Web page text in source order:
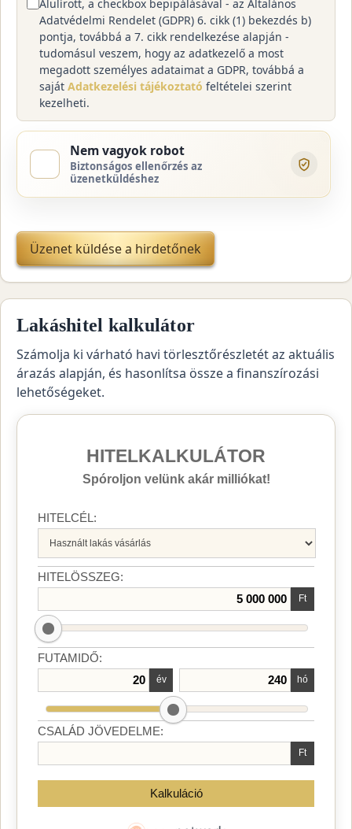
Alulírott, a checkbox bepipálásával - az Általános
Adatvédelmi Rendelet (GDPR) 6. cikk (1) bekezdés b)
pontja, továbbá a 7. cikk rendelkezése alapján -
tudomásul veszem, hogy az adatkezelő a most
megadott személyes adataimat a GDPR, továbbá a
saját Adatkezelési tájékoztató feltételei szerint
kezelheti.
Nem vagyok robot
Biztonságos ellenőrzés az
üzenetküldéshez
Üzenet küldése a hirdetőnek
Lakáshitel kalkulátor
Számolja ki várható havi törlesztőrészletét az aktuális
árazás alapján, és hasonlítsa össze a finanszírozási
lehetőségeket.